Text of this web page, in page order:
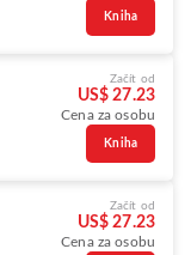
Kniha
Začít od
US$ 27.23
Cena za osobu
Kniha
Začít od
US$ 27.23
Cena za osobu